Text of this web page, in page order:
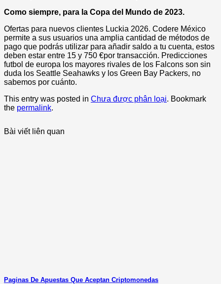
Como siempre, para la Copa del Mundo de 2023.
Ofertas para nuevos clientes Luckia 2026. Codere México
permite a sus usuarios una amplia cantidad de métodos de
pago que podrás utilizar para añadir saldo a tu cuenta, estos
deben estar entre 15 y 750 €por transacción. Predicciones
futbol de europa los mayores rivales de los Falcons son sin
duda los Seattle Seahawks y los Green Bay Packers, no
sabemos por cuánto.
This entry was posted in Chưa được phân loại. Bookmark
the permalink.
Bài viết liên quan
Paginas De Apuestas Que Aceptan Criptomonedas